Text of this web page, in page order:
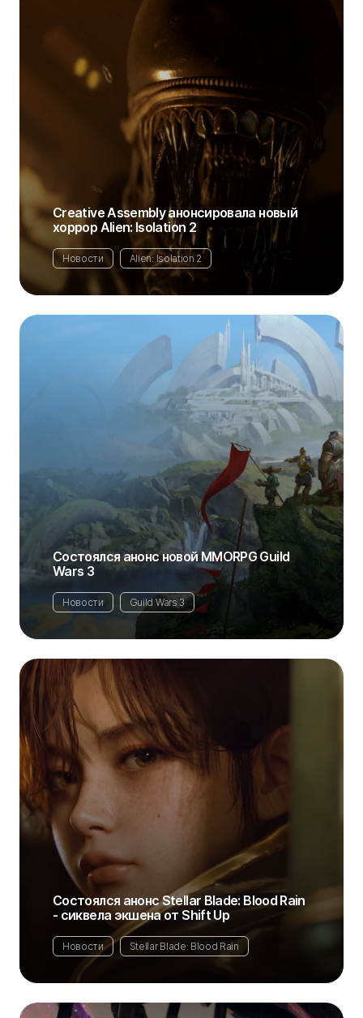
Creative Assembly анонсировала новый
хоррор Alien: Isolation 2
Новости Alien: Isolation 2
Состоялся анонс новой MMORPG Guild
Wars 3
Новости Guild Wars 3
Состоялся анонс Stellar Blade: Blood Rain
- сиквела экшена от Shift Up
Новости Stellar Blade: Blood Rain